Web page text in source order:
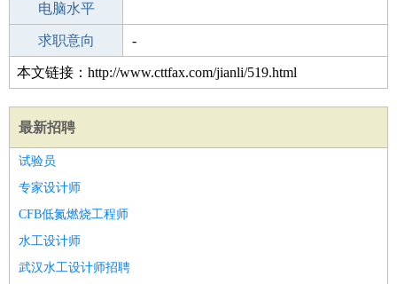
微信号码
电脑水平
外语水平
求职意向 -
本文链接：http://www.cttfax.com/jianli/519.html
最新招聘
试验员
专家设计师
CFB低氮燃烧工程师
水工设计师
武汉水工设计师招聘